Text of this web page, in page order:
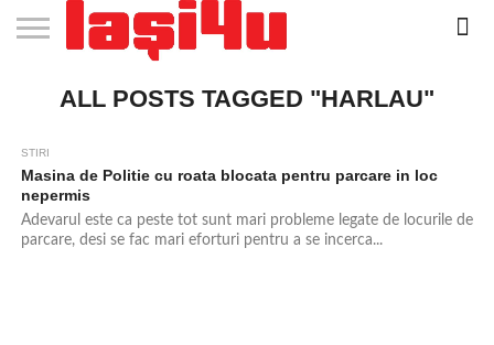
STIRI
APARTAMENTE
NOI IASI
STIRI
IASI
JOBS
FILME
LA
CLUBURI /
DISCOTECI
BARURI /
CAFENELE
SALI DE
FORTA
SALOANE DE
INFRUMUSETARE
AGENTII
DE
RESTAURANTE
IN IASI
PIZZA
PISCINA
IN IASI
FLORARII
RADIO
LIVE
SPALATORII
AUTO
TRACTARI
AUTO
TAXI
CINEMA
TEATRU
HOTELURI
TEREN
SPORTIV
TEREN
TENIS
FARMACII
NON
COFFEE-
TO-GO
FIRME DE
PUBLICITATE
RENT
ALL POSTS TAGGED "HARLAU"
STIRI
Masina de Politie cu roata blocata pentru parcare in loc
nepermis
Adevarul este ca peste tot sunt mari probleme legate de locurile de
parcare, desi se fac mari eforturi pentru a se incerca...